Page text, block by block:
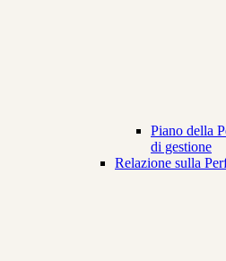
Piano della
di gestione
Relazione sulla